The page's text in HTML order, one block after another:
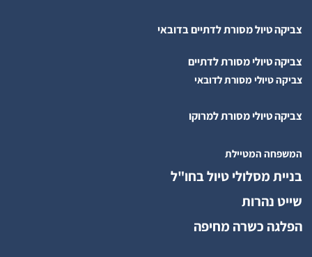
צביקה טיול מסורת לדתיים בדובאי
צביקה טיולי מסורת לדתיים
צביקה טיולי מסורת לדובאי
צביקה טיולי מסורת למרוקו
המשפחה המטיילת
בניית מסלולי טיול בחו"ל
שייט נהרות
הפלגה כשרה מחיפה